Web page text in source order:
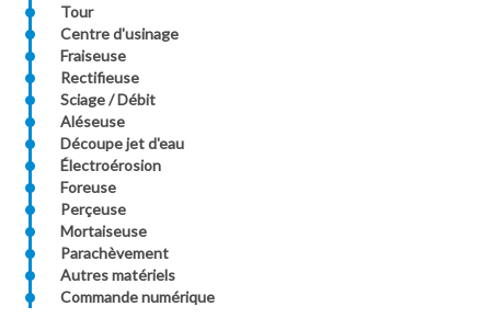
Tour
Centre d'usinage
Fraiseuse
Rectifieuse
Sciage / Débit
Aléseuse
Découpe jet d'eau
Électroérosion
Foreuse
Perçeuse
Mortaiseuse
Parachèvement
Autres matériels
Commande numérique